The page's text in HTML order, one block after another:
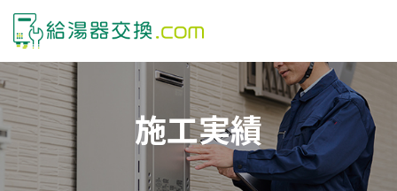
施工実績